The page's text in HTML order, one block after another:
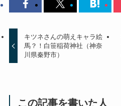
キツネさんの萌えキャラ絵
馬？！白笹稲荷神社（神奈
川県秦野市）
この記事を書いた人